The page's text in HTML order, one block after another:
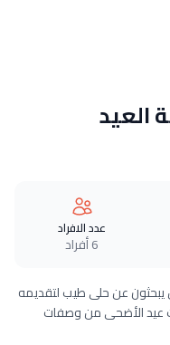
العيد
عدد الافراد
6 أفراد
عن حلى طيب لتقديمه
عيد الأضحى من وصفات